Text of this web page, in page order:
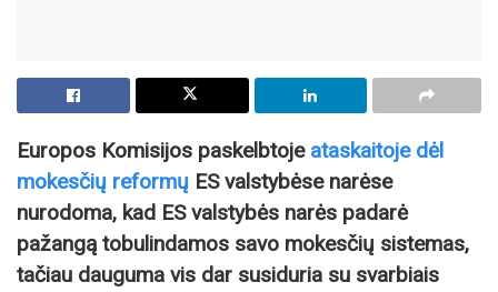
Europos Komisijos paskelbtoje ataskaitoje dėl
mokesčių reformų ES valstybėse narėse
nurodoma, kad ES valstybės narės padarė
pažangą tobulindamos savo mokesčių sistemas,
tačiau dauguma vis dar susiduria su svarbiais